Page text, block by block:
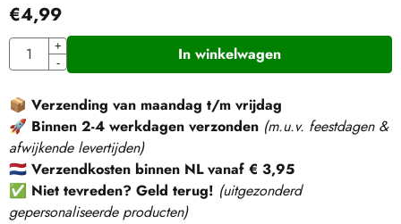
€4,99
Aantal
+
-
In winkelwagen
📦 Verzending van maandag t/m vrijdag
🚀 Binnen 2-4 werkdagen verzonden (m.u.v. feestdagen &
afwijkende levertijden)
🇳🇱 Verzendkosten binnen NL vanaf € 3,95
✅ Niet tevreden? Geld terug! (uitgezonderd
gepersonaliseerde producten)